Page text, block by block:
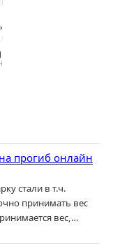
прогиб онлайн
стали в т.ч.
принимать вес
вес,…